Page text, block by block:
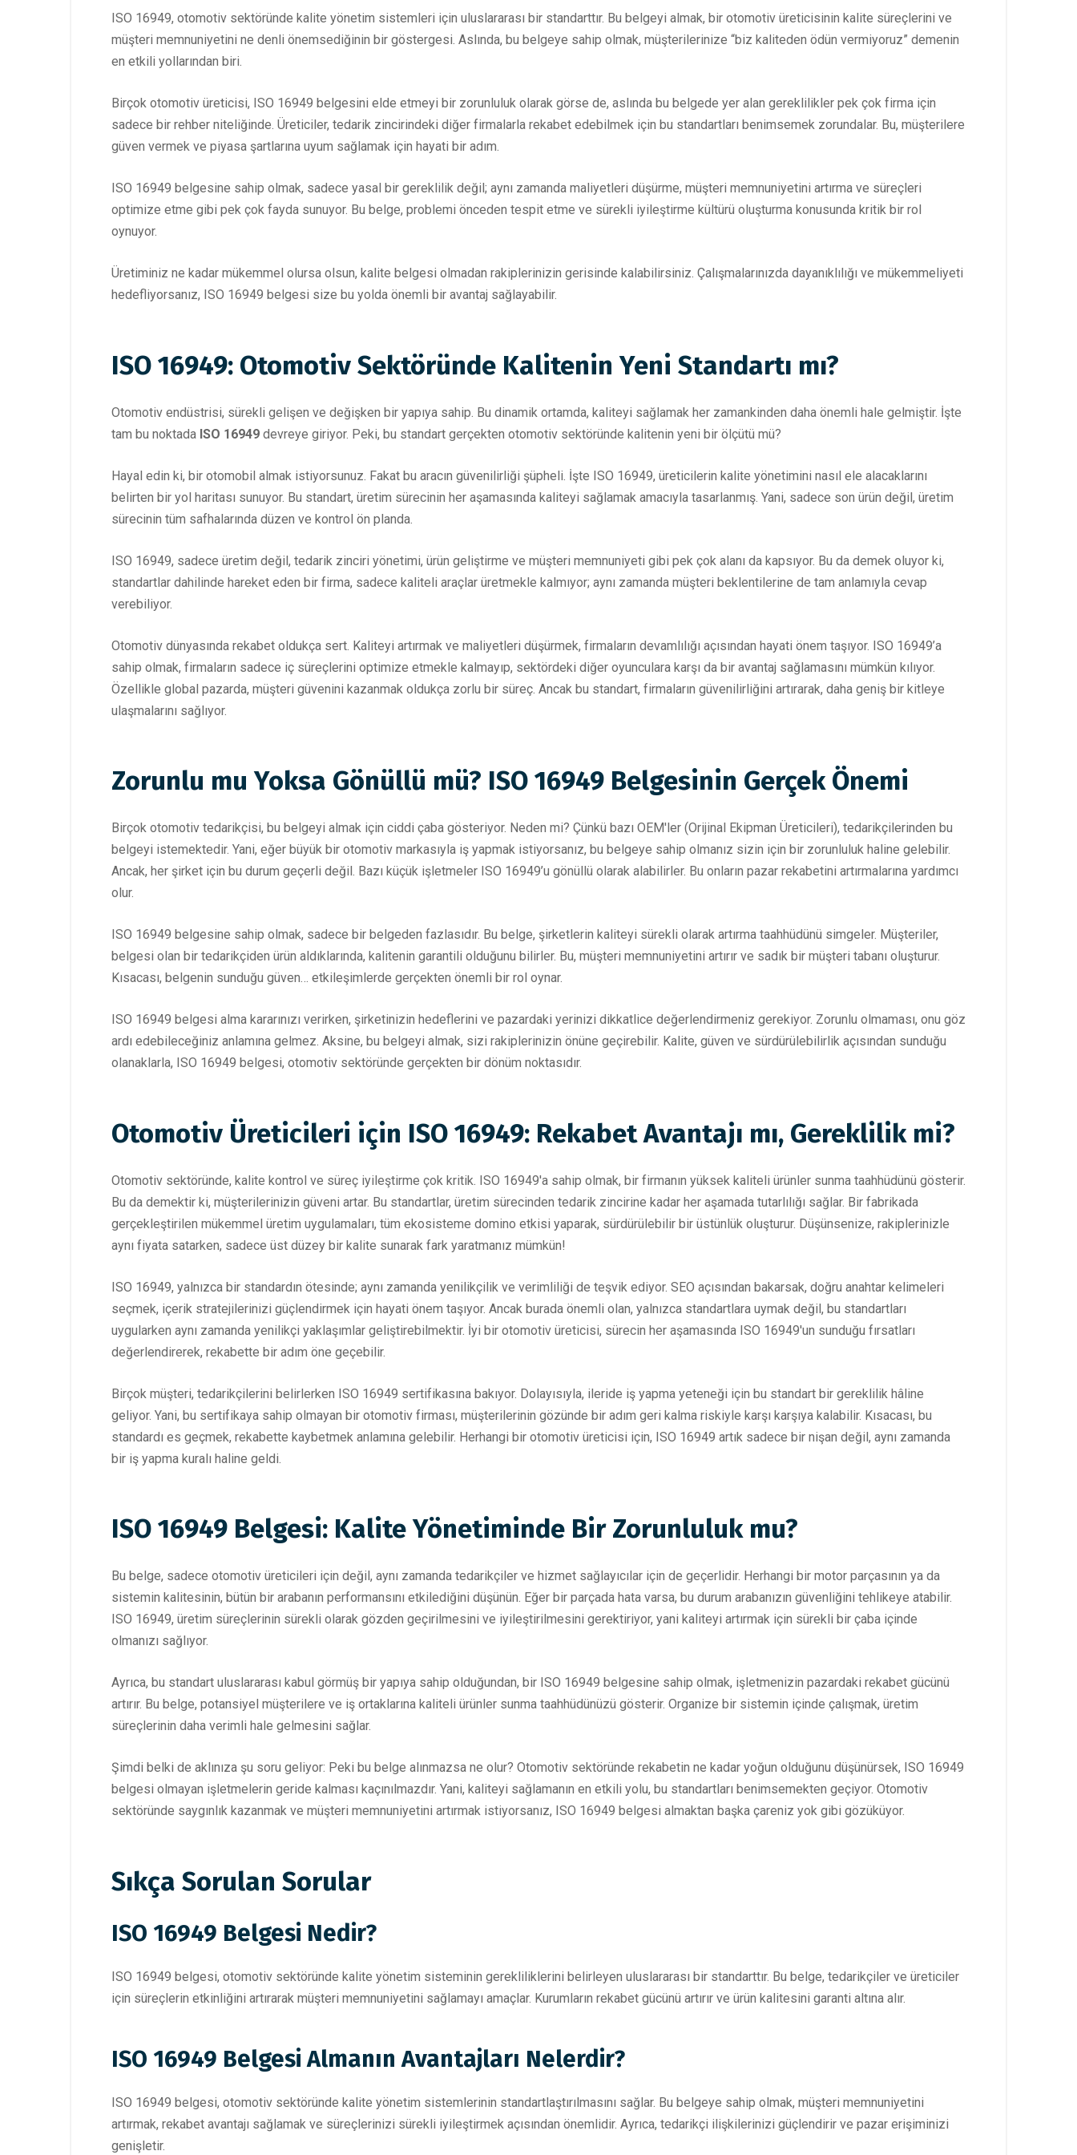
ISO 16949, otomotiv sektöründe kalite yönetim sistemleri için uluslararası bir standarttır. Bu belgeyi almak, bir otomotiv üreticisinin kalite süreçlerini ve
müşteri memnuniyetini ne denli önemsediğinin bir göstergesi. Aslında, bu belgeye sahip olmak, müşterilerinize “biz kaliteden ödün vermiyoruz” demenin
en etkili yollarından biri.
Birçok otomotiv üreticisi, ISO 16949 belgesini elde etmeyi bir zorunluluk olarak görse de, aslında bu belgede yer alan gereklilikler pek çok firma için
sadece bir rehber niteliğinde. Üreticiler, tedarik zincirindeki diğer firmalarla rekabet edebilmek için bu standartları benimsemek zorundalar. Bu, müşterilere
güven vermek ve piyasa şartlarına uyum sağlamak için hayati bir adım.
ISO 16949 belgesine sahip olmak, sadece yasal bir gereklilik değil; aynı zamanda maliyetleri düşürme, müşteri memnuniyetini artırma ve süreçleri
optimize etme gibi pek çok fayda sunuyor. Bu belge, problemi önceden tespit etme ve sürekli iyileştirme kültürü oluşturma konusunda kritik bir rol
oynuyor.
Üretiminiz ne kadar mükemmel olursa olsun, kalite belgesi olmadan rakiplerinizin gerisinde kalabilirsiniz. Çalışmalarınızda dayanıklılığı ve mükemmeliyeti
hedefliyorsanız, ISO 16949 belgesi size bu yolda önemli bir avantaj sağlayabilir.
ISO 16949: Otomotiv Sektöründe Kalitenin Yeni Standartı mı?
Otomotiv endüstrisi, sürekli gelişen ve değişken bir yapıya sahip. Bu dinamik ortamda, kaliteyi sağlamak her zamankinden daha önemli hale gelmiştir. İşte
tam bu noktada ISO 16949 devreye giriyor. Peki, bu standart gerçekten otomotiv sektöründe kalitenin yeni bir ölçütü mü?
Hayal edin ki, bir otomobil almak istiyorsunuz. Fakat bu aracın güvenilirliği şüpheli. İşte ISO 16949, üreticilerin kalite yönetimini nasıl ele alacaklarını
belirten bir yol haritası sunuyor. Bu standart, üretim sürecinin her aşamasında kaliteyi sağlamak amacıyla tasarlanmış. Yani, sadece son ürün değil, üretim
sürecinin tüm safhalarında düzen ve kontrol ön planda.
ISO 16949, sadece üretim değil, tedarik zinciri yönetimi, ürün geliştirme ve müşteri memnuniyeti gibi pek çok alanı da kapsıyor. Bu da demek oluyor ki,
standartlar dahilinde hareket eden bir firma, sadece kaliteli araçlar üretmekle kalmıyor; aynı zamanda müşteri beklentilerine de tam anlamıyla cevap
verebiliyor.
Otomotiv dünyasında rekabet oldukça sert. Kaliteyi artırmak ve maliyetleri düşürmek, firmaların devamlılığı açısından hayati önem taşıyor. ISO 16949’a
sahip olmak, firmaların sadece iç süreçlerini optimize etmekle kalmayıp, sektördeki diğer oyunculara karşı da bir avantaj sağlamasını mümkün kılıyor.
Özellikle global pazarda, müşteri güvenini kazanmak oldukça zorlu bir süreç. Ancak bu standart, firmaların güvenilirliğini artırarak, daha geniş bir kitleye
ulaşmalarını sağlıyor.
Zorunlu mu Yoksa Gönüllü mü? ISO 16949 Belgesinin Gerçek Önemi
Birçok otomotiv tedarikçisi, bu belgeyi almak için ciddi çaba gösteriyor. Neden mi? Çünkü bazı OEM'ler (Orijinal Ekipman Üreticileri), tedarikçilerinden bu
belgeyi istemektedir. Yani, eğer büyük bir otomotiv markasıyla iş yapmak istiyorsanız, bu belgeye sahip olmanız sizin için bir zorunluluk haline gelebilir.
Ancak, her şirket için bu durum geçerli değil. Bazı küçük işletmeler ISO 16949’u gönüllü olarak alabilirler. Bu onların pazar rekabetini artırmalarına yardımcı
olur.
ISO 16949 belgesine sahip olmak, sadece bir belgeden fazlasıdır. Bu belge, şirketlerin kaliteyi sürekli olarak artırma taahhüdünü simgeler. Müşteriler,
belgesi olan bir tedarikçiden ürün aldıklarında, kalitenin garantili olduğunu bilirler. Bu, müşteri memnuniyetini artırır ve sadık bir müşteri tabanı oluşturur.
Kısacası, belgenin sunduğu güven… etkileşimlerde gerçekten önemli bir rol oynar.
ISO 16949 belgesi alma kararınızı verirken, şirketinizin hedeflerini ve pazardaki yerinizi dikkatlice değerlendirmeniz gerekiyor. Zorunlu olmaması, onu göz
ardı edebileceğiniz anlamına gelmez. Aksine, bu belgeyi almak, sizi rakiplerinizin önüne geçirebilir. Kalite, güven ve sürdürülebilirlik açısından sunduğu
olanaklarla, ISO 16949 belgesi, otomotiv sektöründe gerçekten bir dönüm noktasıdır.
Otomotiv Üreticileri için ISO 16949: Rekabet Avantajı mı, Gereklilik mi?
Otomotiv sektöründe, kalite kontrol ve süreç iyileştirme çok kritik. ISO 16949'a sahip olmak, bir firmanın yüksek kaliteli ürünler sunma taahhüdünü gösterir.
Bu da demektir ki, müşterilerinizin güveni artar. Bu standartlar, üretim sürecinden tedarik zincirine kadar her aşamada tutarlılığı sağlar. Bir fabrikada
gerçekleştirilen mükemmel üretim uygulamaları, tüm ekosisteme domino etkisi yaparak, sürdürülebilir bir üstünlük oluşturur. Düşünsenize, rakiplerinizle
aynı fiyata satarken, sadece üst düzey bir kalite sunarak fark yaratmanız mümkün!
ISO 16949, yalnızca bir standardın ötesinde; aynı zamanda yenilikçilik ve verimliliği de teşvik ediyor. SEO açısından bakarsak, doğru anahtar kelimeleri
seçmek, içerik stratejilerinizi güçlendirmek için hayati önem taşıyor. Ancak burada önemli olan, yalnızca standartlara uymak değil, bu standartları
uygularken aynı zamanda yenilikçi yaklaşımlar geliştirebilmektir. İyi bir otomotiv üreticisi, sürecin her aşamasında ISO 16949'un sunduğu fırsatları
değerlendirerek, rekabette bir adım öne geçebilir.
Birçok müşteri, tedarikçilerini belirlerken ISO 16949 sertifikasına bakıyor. Dolayısıyla, ileride iş yapma yeteneği için bu standart bir gereklilik hâline
geliyor. Yani, bu sertifikaya sahip olmayan bir otomotiv firması, müşterilerinin gözünde bir adım geri kalma riskiyle karşı karşıya kalabilir. Kısacası, bu
standardı es geçmek, rekabette kaybetmek anlamına gelebilir. Herhangi bir otomotiv üreticisi için, ISO 16949 artık sadece bir nişan değil, aynı zamanda
bir iş yapma kuralı haline geldi.
ISO 16949 Belgesi: Kalite Yönetiminde Bir Zorunluluk mu?
Bu belge, sadece otomotiv üreticileri için değil, aynı zamanda tedarikçiler ve hizmet sağlayıcılar için de geçerlidir. Herhangi bir motor parçasının ya da
sistemin kalitesinin, bütün bir arabanın performansını etkilediğini düşünün. Eğer bir parçada hata varsa, bu durum arabanızın güvenliğini tehlikeye atabilir.
ISO 16949, üretim süreçlerinin sürekli olarak gözden geçirilmesini ve iyileştirilmesini gerektiriyor, yani kaliteyi artırmak için sürekli bir çaba içinde
olmanızı sağlıyor.
Ayrıca, bu standart uluslararası kabul görmüş bir yapıya sahip olduğundan, bir ISO 16949 belgesine sahip olmak, işletmenizin pazardaki rekabet gücünü
artırır. Bu belge, potansiyel müşterilere ve iş ortaklarına kaliteli ürünler sunma taahhüdünüzü gösterir. Organize bir sistemin içinde çalışmak, üretim
süreçlerinin daha verimli hale gelmesini sağlar.
Şimdi belki de aklınıza şu soru geliyor: Peki bu belge alınmazsa ne olur? Otomotiv sektöründe rekabetin ne kadar yoğun olduğunu düşünürsek, ISO 16949
belgesi olmayan işletmelerin geride kalması kaçınılmazdır. Yani, kaliteyi sağlamanın en etkili yolu, bu standartları benimsemekten geçiyor. Otomotiv
sektöründe saygınlık kazanmak ve müşteri memnuniyetini artırmak istiyorsanız, ISO 16949 belgesi almaktan başka çareniz yok gibi gözüküyor.
Sıkça Sorulan Sorular
ISO 16949 Belgesi Nedir?
ISO 16949 belgesi, otomotiv sektöründe kalite yönetim sisteminin gerekliliklerini belirleyen uluslararası bir standarttır. Bu belge, tedarikçiler ve üreticiler
için süreçlerin etkinliğini artırarak müşteri memnuniyetini sağlamayı amaçlar. Kurumların rekabet gücünü artırır ve ürün kalitesini garanti altına alır.
ISO 16949 Belgesi Almanın Avantajları Nelerdir?
ISO 16949 belgesi, otomotiv sektöründe kalite yönetim sistemlerinin standartlaştırılmasını sağlar. Bu belgeye sahip olmak, müşteri memnuniyetini
artırmak, rekabet avantajı sağlamak ve süreçlerinizi sürekli iyileştirmek açısından önemlidir. Ayrıca, tedarikçi ilişkilerinizi güçlendirir ve pazar erişiminizi
genişletir.